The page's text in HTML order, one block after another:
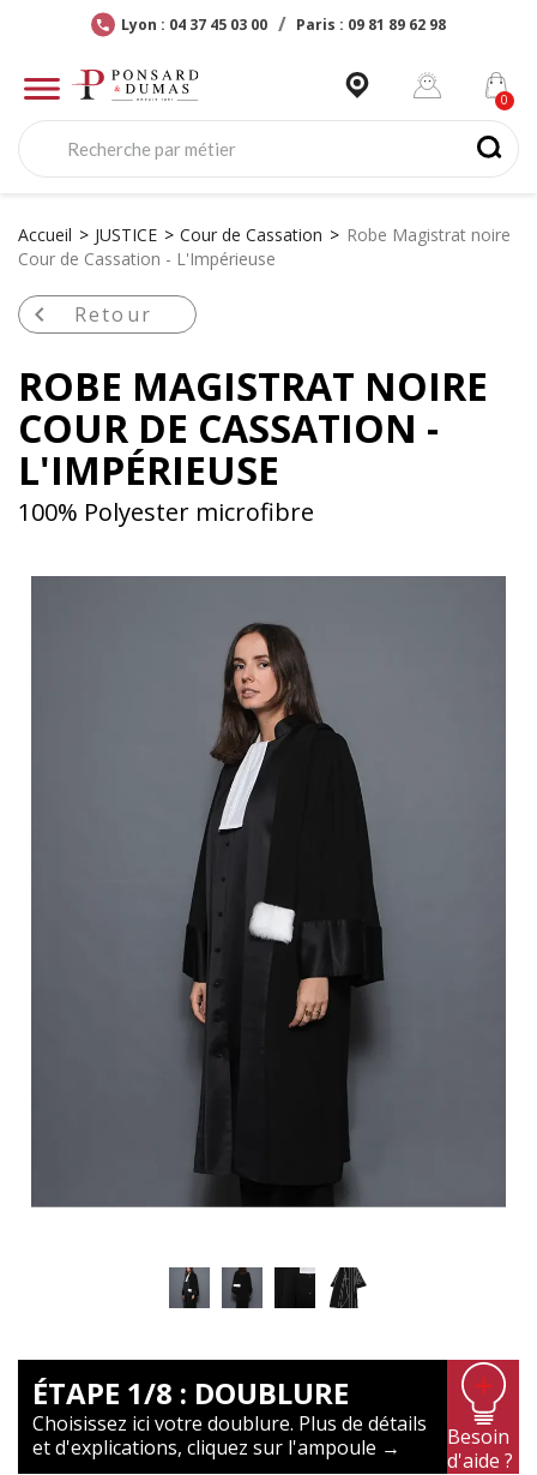
Lyon : 04 37 45 03 00 Paris : 09 81 89 62 98
Accueil JUSTICE Cour de Cassation
Robe Magistrat noire
Cour de Cassation - L'Impérieuse
 Retour
ROBE MAGISTRAT NOIRE
COUR DE CASSATION -
L'IMPÉRIEUSE
100% Polyester microfibre
ÉTAPE 1/8 : DOUBLURE
Choisissez ici votre doublure. Plus de détails
et d'explications, cliquez sur l'ampoule →
Besoin
d'aide ?